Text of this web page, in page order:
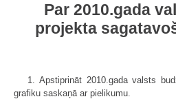
Par 2010.gada
projekta
1. Apstiprināt 2010.gada valsts
grafiku saskaņā ar pielikumu.